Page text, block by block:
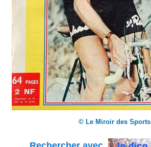
© Le Miroir des Sports